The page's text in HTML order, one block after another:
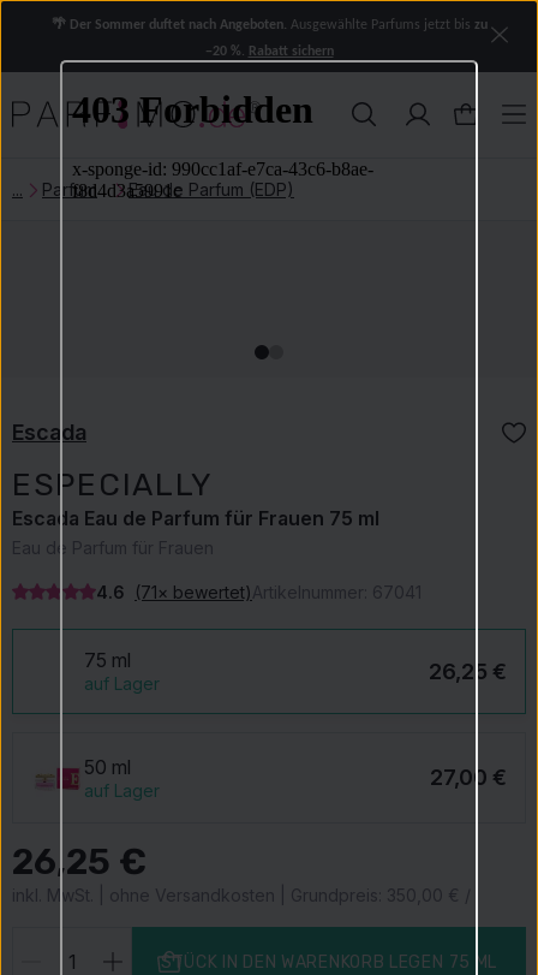
🌴 Der Sommer duftet nach Angeboten. Ausgewählte Parfums jetzt bis zu
−20 %. Rabatt sichern
Parfum Eau de Parfum (EDP)
Escada
ESPECIALLY
Escada Eau de Parfum für Frauen 75 ml
Eau de Parfum für Frauen
4.6 (71× bewertet)Artikelnummer: 67041
75 ml
auf Lager 26,25 €
50 ml
auf Lager 27,00 €
26,25 €
inkl. MwSt. | ohne Versandkosten | Grundpreis: 350,00 € / l
STÜCK IN DEN WARENKORB LEGEN 75 ML